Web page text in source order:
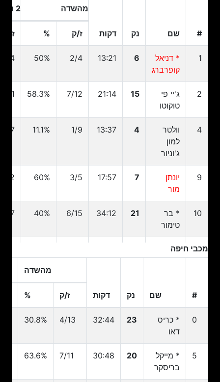
# שם נק דקות
מהשדה 2 נק
ז/ק %
ז/ק
1
* דניאל
קופרברג
6
13:21
2/4
50%
2/4
2
ג'יי פי
טוקוטו
15
21:14
7/12
58.3%
7/11
4
וולטר
למון
ג'וניור
4
13:37
1/9
11.1%
1/7
9
יונתן
מור
7
17:57
3/5
60%
2/2
10
* בר
טימור
21
34:12
6/15
40%
2/7
11
* ים
מדר
0/0
0%
0/0
18 רז אדם 4
25:39
1/5
20%
30
* רג'י
אפשואו
12
32:55
5/16
31.3%
3/7
מכבי חיפה
# שם נק דקות
מהשדה
ז/ק %
0
* כריס
דאו
23
32:44
4/13
30.8%
5
* מייקל
בריסקר
20
30:48
7/11
63.6%